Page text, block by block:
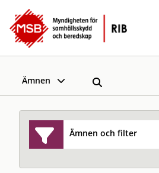
Ämnen
Ämnen och filter